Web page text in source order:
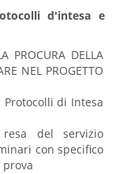
d'intesa e
PROCURA DELLA
NEL PROGETTO
di Intesa
resa del servizio
con specifico